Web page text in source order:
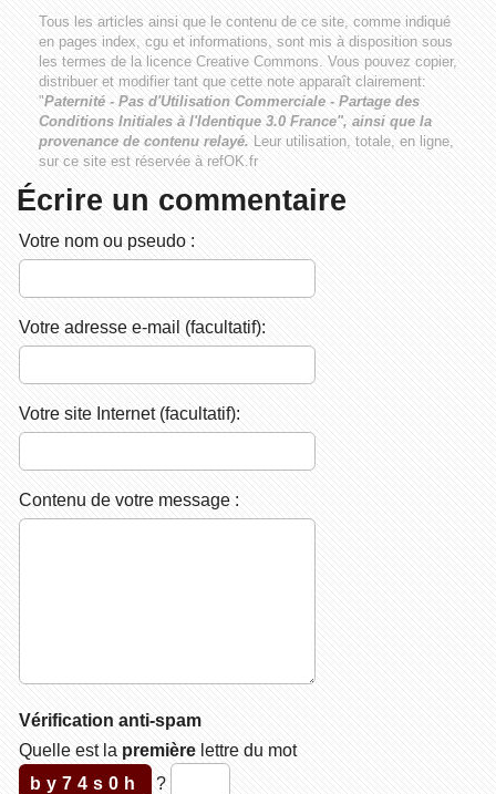
Tous les articles ainsi que le contenu de ce site, comme indiqué
en pages index, cgu et informations, sont mis à disposition sous
les termes de la licence Creative Commons. Vous pouvez copier,
distribuer et modifier tant que cette note apparaît clairement:
"Paternité - Pas d'Utilisation Commerciale - Partage des
Conditions Initiales à l'Identique 3.0 France", ainsi que la
provenance de contenu relayé. Leur utilisation, totale, en ligne,
sur ce site est réservée à refOK.fr
Écrire un commentaire
Votre nom ou pseudo :
Votre adresse e-mail (facultatif):
Votre site Internet (facultatif):
Contenu de votre message :
Vérification anti-spam
Quelle est la premièrelettre du mot
by74s0h
?